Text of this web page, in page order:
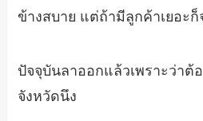
ข้างสบาย แต่ถ้ามีลูกค้าเยอะ
ปัจจุบันลาออกแล้วเพราะว่าต้
จังหวัดนึง